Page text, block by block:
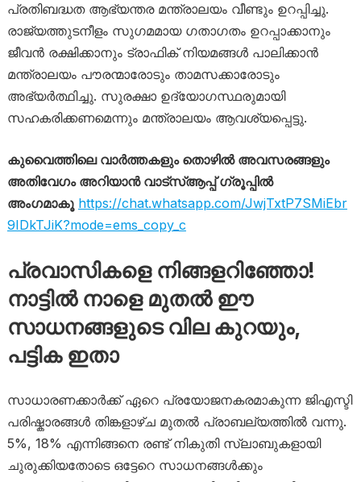
പ്രതിബദ്ധത ആഭ്യന്തര മന്ത്രാലയം വീണ്ടും ഉറപ്പിച്ചു.
രാജ്യത്തുടനീളം സുഗമമായ ഗതാഗതം ഉറപ്പാക്കാനും
ജീവൻ രക്ഷിക്കാനും ട്രാഫിക് നിയമങ്ങൾ പാലിക്കാൻ
മന്ത്രാലയം പൗരന്മാരോടും താമസക്കാരോടും
അഭ്യർത്ഥിച്ചു. സുരക്ഷാ ഉദ്യോഗസ്ഥരുമായി
സഹകരിക്കണമെന്നും മന്ത്രാലയം ആവശ്യപ്പെട്ടു.
കുവൈത്തിലെ വാർത്തകളും തൊഴിൽ അവസരങ്ങളും
അതിവേഗം അറിയാൻ വാട്സ്ആപ്പ് ഗ്രൂപ്പിൽ
അംഗമാകൂ https://chat.whatsapp.com/JwjTxtP7SMiEbr
9IDkTJiK?mode=ems_copy_c
പ്രവാസികളെ നിങ്ങളറിഞ്ഞോ!
നാട്ടിൽ നാളെ മുതൽ ഈ
സാധനങ്ങളുടെ വില കുറയും,
പട്ടിക ഇതാ
സാധാരണക്കാർക്ക് ഏറെ പ്രയോജനകരമാകുന്ന ജിഎസ്ടി
പരിഷ്കാരങ്ങൾ തിങ്കളാഴ്ച മുതൽ പ്രാബല്യത്തിൽ വന്നു.
5%, 18% എന്നിങ്ങനെ രണ്ട് നികുതി സ്ലാബുകളായി
ചുരുക്കിയതോടെ ഒട്ടേറെ സാധനങ്ങൾക്കും